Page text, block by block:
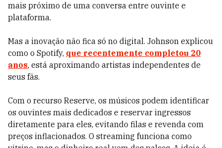
mais próximo de uma conversa entre ouvinte e
plataforma.
Mas a inovação não fica só no digital. Johnson explicou
como o Spotify, que recentemente completou 20
anos, está aproximando artistas independentes de
seus fãs.
Com o recurso Reserve, os músicos podem identificar
os ouvintes mais dedicados e reservar ingressos
diretamente para eles, evitando filas e revenda com
preços inflacionados. O streaming funciona como